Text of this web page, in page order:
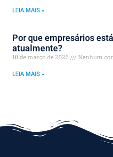
LEIA MAIS »
Por que empresários
atualmente?
10 de março de 2026 Nenhum
LEIA MAIS »